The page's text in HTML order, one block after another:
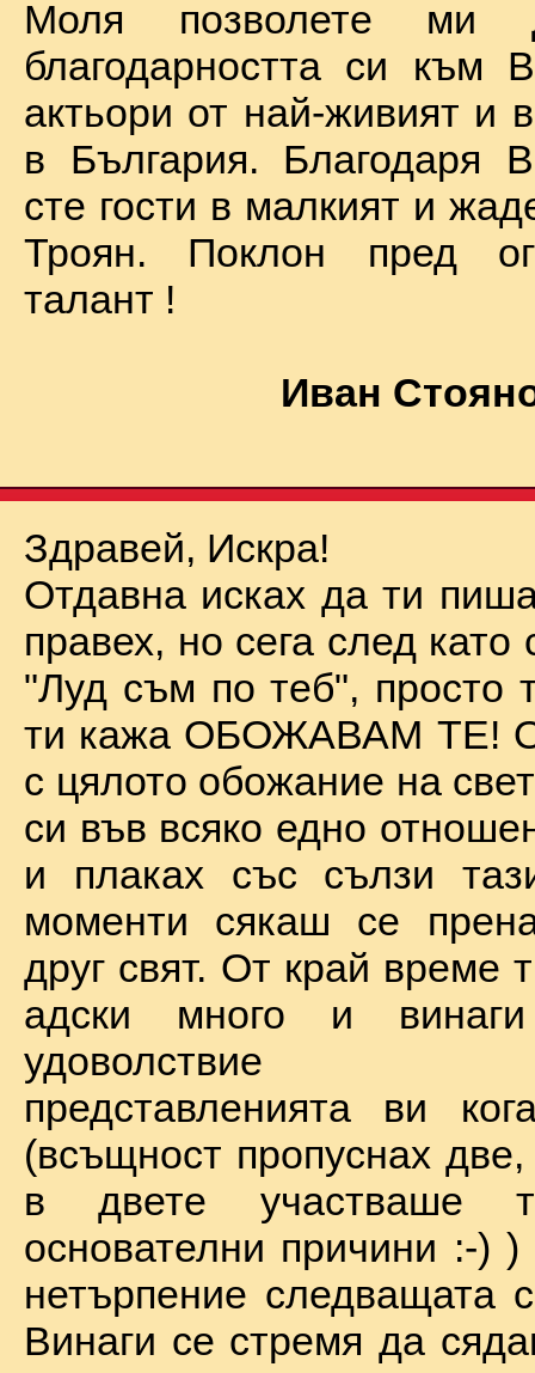
Моля позволете ми
благодарността си към
актьори от най-живият и
в България. Благодаря
сте гости в малкият и
Троян. Поклон пред
талант !
Иван
Здравей, Искра!
Отдавна исках да ти
правех, но сега след като
"Луд съм по теб", просто
ти кажа ОБОЖАВАМ ТЕ!
с цялото обожание на
си във всяко едно
и плаках със сълзи
моменти сякаш се
друг свят. От край време
адски много и
удоволствие
представленията ви
(всъщност пропуснах
в двете участваше
основателни причини :-)
нетърпение следващата
Винаги се стремя да